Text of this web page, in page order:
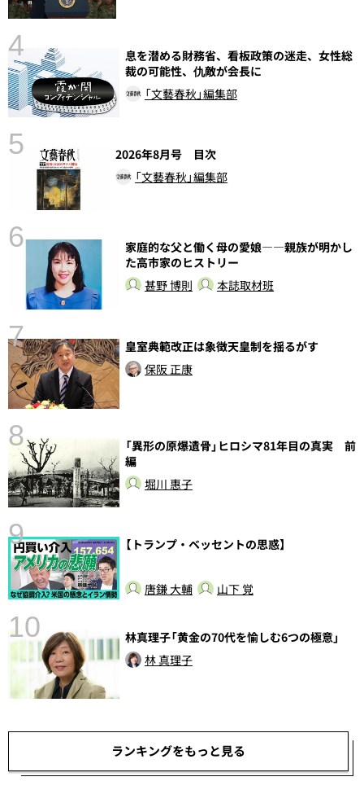
4
息を潜める財務省、看板政策の迷走、女性総
裁の可能性、仇敵が会長に
「文藝春秋」編集部
5
2026年8月号 目次
「文藝春秋」編集部
6
家庭的な父と働く母の愛娘――親族が明かし
た高市家のヒストリー
甚野 博則
本誌取材班
7
皇室典範改正は象徴天皇制を揺るがす
保阪 正康
8
「異形の原爆遺骨」ヒロシマ81年目の真実 前
編
堀川 惠子
9 【トランプ・ベッセントの思惑】
唐鎌 大輔 山下 覚
10
林真理子「黄金の70代を愉しむ6つの極意」
林 真理子
ランキングをもっと見る